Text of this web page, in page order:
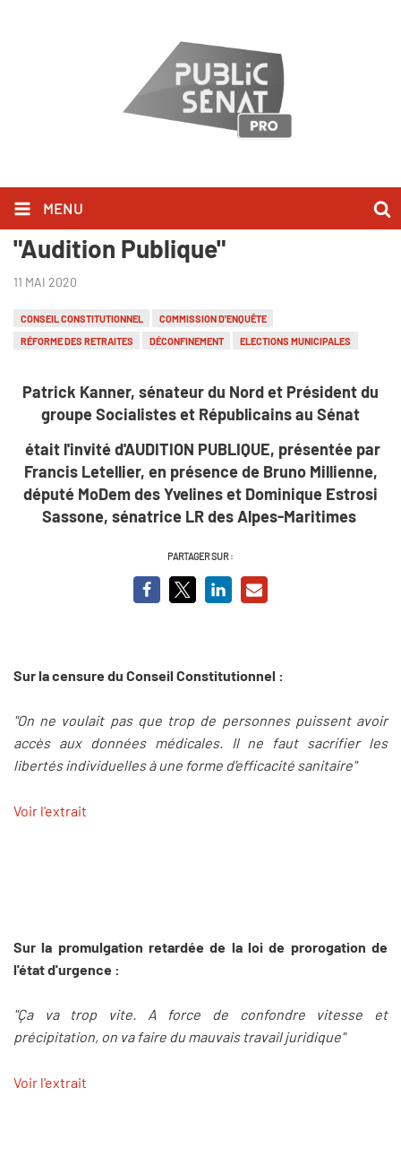
MENU
Patrick Kanner l'a dit dans
"Audition Publique"
11 MAI 2020
CONSEIL CONSTITUTIONNEL
COMMISSION D'ENQUÊTE
RÉFORME DES RETRAITES
DÉCONFINEMENT ELECTIONS MUNICIPALES
Patrick Kanner, sénateur du Nord et Président du
groupe Socialistes et Républicains au Sénat
était l'invité d'AUDITION PUBLIQUE, présentée par
Francis Letellier, en présence de Bruno Millienne,
député MoDem des Yvelines et Dominique Estrosi
Sassone, sénatrice LR des Alpes-Maritimes
PARTAGER SUR :
Sur la censure du Conseil Constitutionnel :
"On ne voulait pas que trop de personnes puissent avoir
accès aux données médicales. Il ne faut sacrifier les
libertés individuelles à une forme d'efficacité sanitaire"
Voir l'extrait
Sur la promulgation retardée de la loi de prorogation de
l'état d'urgence :
"Ça va trop vite. A force de confondre vitesse et
précipitation, on va faire du mauvais travail juridique"
Voir l'extrait